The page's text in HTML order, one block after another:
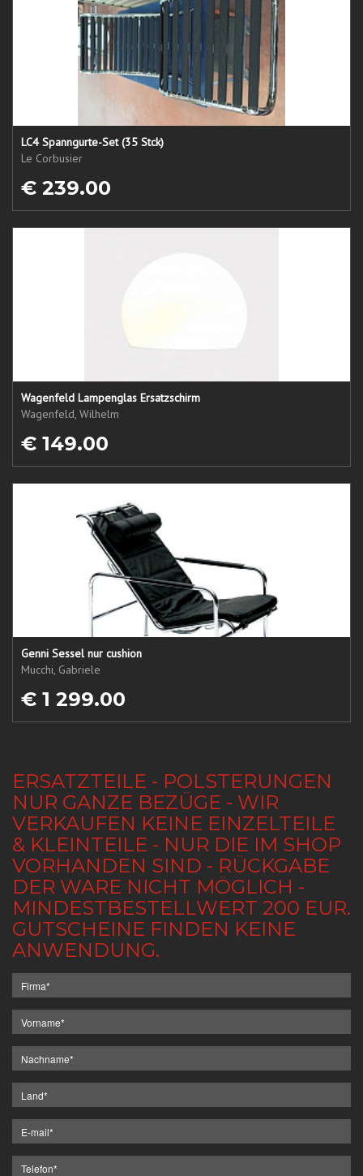
LC4 Spanngurte-Set (35 Stck)
Le Corbusier
€ 239.00
Wagenfeld Lampenglas Ersatzschirm
Wagenfeld, Wilhelm
€ 149.00
Genni Sessel nur cushion
Mucchi, Gabriele
€ 1 299.00
ERSATZTEILE - POLSTERUNGEN
NUR GANZE BEZÜGE - WIR
VERKAUFEN KEINE EINZELTEILE
& KLEINTEILE - NUR DIE IM SHOP
VORHANDEN SIND - RÜCKGABE
DER WARE NICHT MÖGLICH -
MINDESTBESTELLWERT 200 EUR.
GUTSCHEINE FINDEN KEINE
ANWENDUNG.